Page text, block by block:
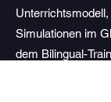
Simulationen im
dem Bilingual-